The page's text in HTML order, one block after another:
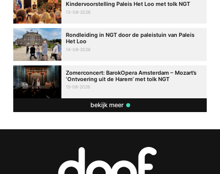
Kindervoorstelling Paleis Het Loo met tolk NGT
13-08-2026
Rondleiding in NGT door de paleistuin van Paleis
Het Loo
14-08-2026
Zomerconcert: BarokOpera Amsterdam – Mozart’s
‘Ontvoering uit de Harem’ met tolk NGT
15-08-2026
bekijk meer